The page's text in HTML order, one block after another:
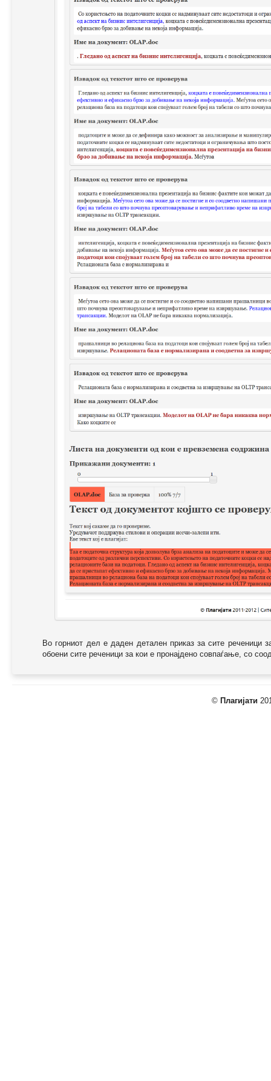
Во горниот дел е даден детален приказ за сите реченици
обоени сите реченици за кои е пронајдено совпаѓање, со
© Плагијати